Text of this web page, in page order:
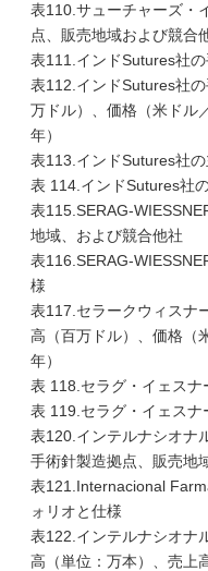
表110.サューチャーズ・
点、販売地域および競合
表111.インドSutures社
表112.インドSutures社
万ドル）、価格（米ドル
年）
表113.インドSutures社
表 114.インドSutures社
表115.SERAG-
地域、および競合他社
表116.SERAG-
様
表117.セラークウィスナ
高（百万ドル）、価格（
年）
表 118.セラグ・イェスナ
表 119.セラグ・イェスナ
表120.インテルナシオナ
手術針製造拠点、販売地
表121.Internacional
ォリオと仕様
表122.インテルナシオナ
高（単位：万本）、売上